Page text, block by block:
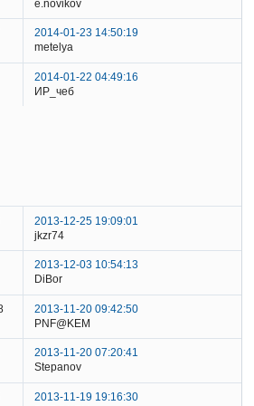
e.novikov
2014-01-23 14:50:19
metelya
2014-01-22 04:49:16
ИР_чеб
2013-12-25 19:09:01
jkzr74
2013-12-03 10:54:13
DiBor
2013-11-20 09:42:50
PNF@KEM
2013-11-20 07:20:41
Stepanov
2013-11-19 19:16:30